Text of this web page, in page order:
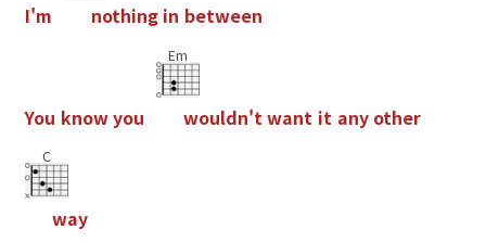
I'm nothing in between
You knowyou
Em
wouldn'twant it any other
C
way